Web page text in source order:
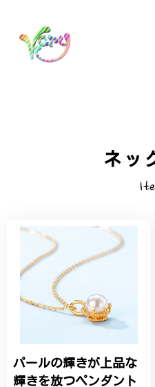
ネッ
パールの輝きが上品な
輝きを放つペンダント